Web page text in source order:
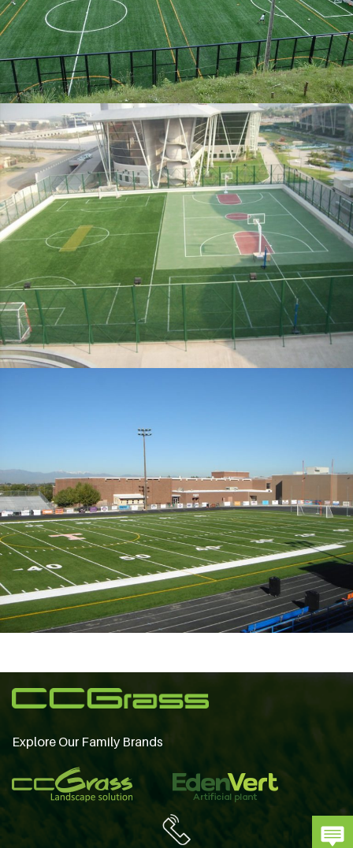
Explore Our Family Brands